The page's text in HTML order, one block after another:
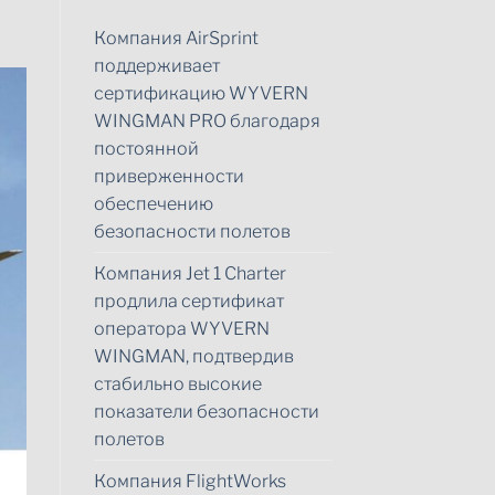
Компания AirSprint
поддерживает
сертификацию WYVERN
WINGMAN PRO благодаря
постоянной
приверженности
обеспечению
безопасности полетов
Компания Jet 1 Charter
продлила сертификат
оператора WYVERN
WINGMAN, подтвердив
стабильно высокие
показатели безопасности
полетов
Компания FlightWorks